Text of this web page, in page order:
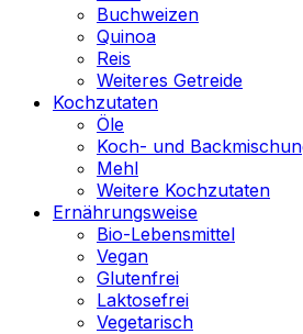
Buchweizen
Quinoa
Reis
Weiteres Getreide
Kochzutaten
Öle
Koch- und
Mehl
Weitere Kochzutaten
Ernährungsweise
Bio-Lebensmittel
Vegan
Glutenfrei
Laktosefrei
Vegetarisch